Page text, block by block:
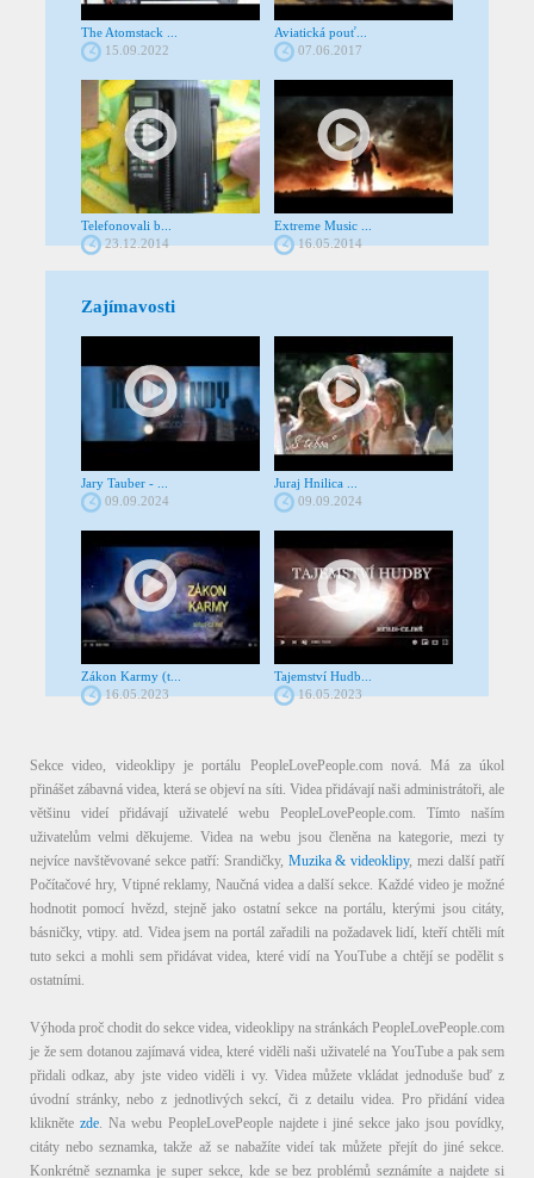
The Atomstack ...
15.09.2022
Aviatická pouť...
07.06.2017
Telefonovali b...
23.12.2014
Extreme Music ...
16.05.2014
Zajímavosti
Jary Tauber - ...
09.09.2024
Juraj Hnilica ...
09.09.2024
Zákon Karmy (t...
16.05.2023
Tajemství Hudb...
16.05.2023
Sekce video, videoklipy je portálu PeopleLovePeople.com nová. Má za úkol
přinášet zábavná videa, která se objeví na síti. Videa přidávají naši administrátoři, ale
většinu videí přidávají uživatelé webu PeopleLovePeople.com. Tímto naším
uživatelům velmi děkujeme. Videa na webu jsou členěna na kategorie, mezi ty
nejvíce navštěvované sekce patří: Srandičky, Muzika & videoklipy, mezi další patří
Počítačové hry, Vtipné reklamy, Naučná videa a další sekce. Každé video je možné
hodnotit pomocí hvězd, stejně jako ostatní sekce na portálu, kterými jsou citáty,
básničky, vtipy. atd. Videa jsem na portál zařadili na požadavek lidí, kteří chtěli mít
tuto sekci a mohli sem přidávat videa, které vidí na YouTube a chtějí se podělit s
ostatními.
Výhoda proč chodit do sekce videa, videoklipy na stránkách PeopleLovePeople.com
je že sem dotanou zajímavá videa, které viděli naši uživatelé na YouTube a pak sem
přidali odkaz, aby jste video viděli i vy. Videa můžete vkládat jednoduše buď z
úvodní stránky, nebo z jednotlivých sekcí, či z detailu videa. Pro přidání videa
klikněte zde. Na webu PeopleLovePeople najdete i jiné sekce jako jsou povídky,
citáty nebo seznamka, takže až se nabažíte videí tak můžete přejít do jiné sekce.
Konkrétně seznamka je super sekce, kde se bez problémů seznámíte a najdete si